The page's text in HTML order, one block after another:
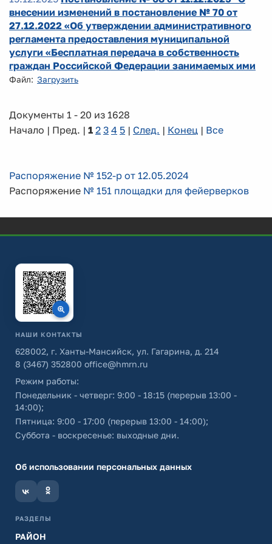
внесении изменений в постановление № 70 от
27.12.2022 «Об утверждении административного
регламента предоставления муниципальной
услуги «Бесплатная передача в собственность
граждан Российской Федерации занимаемых ими
Файл: Загрузить
Документы 1 - 20 из 1628
Начало | Пред. | 1 2 3 4 5 | След. | Конец | Все
Распоряжение № 152-р от 12.05.2024
Распоряжение № 151 площадки для фейерверков
НАШИ КОНТАКТЫ
628002, г. Ханты-Мансийск, ул. Гагарина, д. 214
8 (3467) 352800 office@hmrn.ru
Режим работы:
Понедельник - четверг: 9:00 - 18:15 (перерыв 13:00 -
14:00);
Пятница: 9:00 - 17:00 (перерыв 13:00 - 14:00);
Суббота - воскресенье: выходные дни.
Об использовании персональных данных
РАЗДЕЛЫ
РАЙОН